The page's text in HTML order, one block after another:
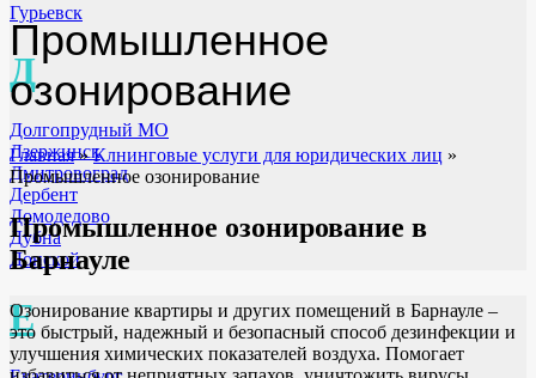
Гурьевск
Д
Долгопрудный МО
Дзержинск
Дмитровоград
Дербент
Домодедово
Дубна
Донской
Е
Промышленное
озонирование
Главная»Клнинговые услуги для юридических лиц »
Промышленное озонирование
Промышленное озонирование в
Барнауле
Озонирование квартиры и других помещений в Барнауле –
это быстрый, надежный и безопасный способ дезинфекции и
улучшения химических показателей воздуха. Помогает